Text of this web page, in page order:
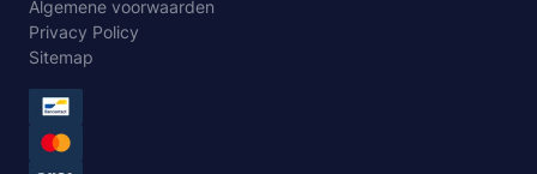
Algemene voorwaarden
Privacy Policy
Sitemap